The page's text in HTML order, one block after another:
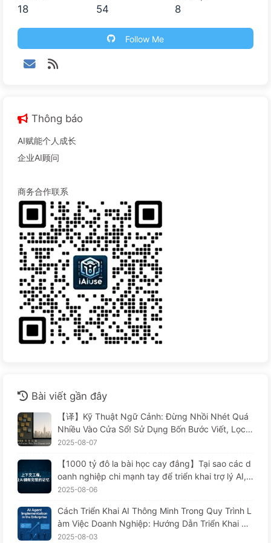
18 54 8
Follow Me
Thông báo
AI赋能个人成长
企业AI顾问
商务合作联系
Bài viết gần đây
【译】Kỹ Thuật Ngữ Cảnh: Đừng Nhồi Nhét Quá
Nhiều Vào Cửa Sổ! Sử Dụng Bốn Bước Viết, Lọc,
Nén Và Tách Rời, Cảnh Giác Với Sự Can Thiệp Gâ
Học AI 170
2025-08-07
【1000 tỷ đô la bài học cay đắng】Tại sao các d
oanh nghiệp chi mạnh tay để triển khai trợ lý AI, n
hưng lại "quên" vào những lúc then chốt, khiến đ
ậm rãi học AI169
2025-08-06
Cách Triển Khai AI Thông Minh Trong Quy Trình L
àm Việc Doanh Nghiệp: Hướng Dẫn Triển Khai Ho
àn Chỉnh Năm 2025 — Chậm Rãi Học AI166
2025-08-03